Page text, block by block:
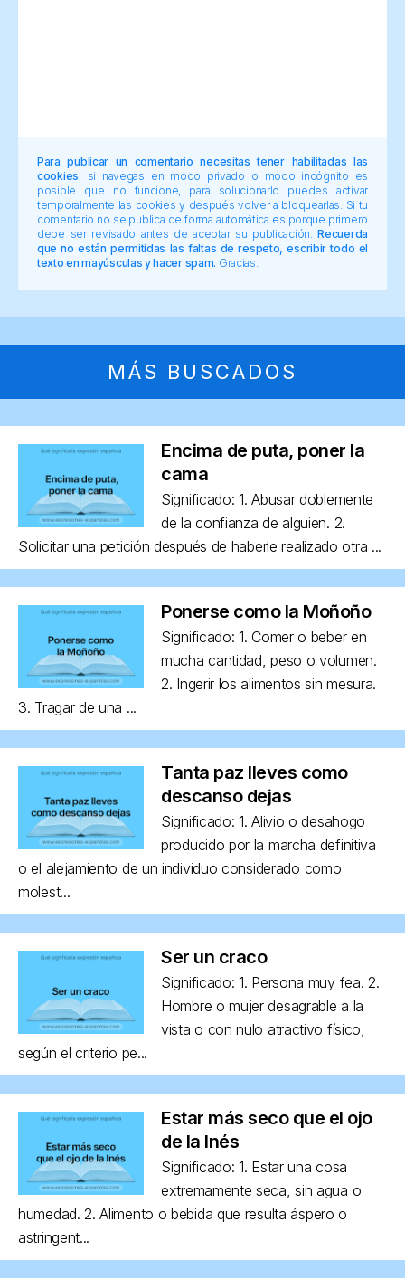
Para publicar un comentario necesitas tener habilitadas las
cookies , si navegas en modo privado o modo incógnito es
posible que no funcione, para solucionarlo puedes activar
temporalmente las cookies y después volver a bloquearlas. Si tu
comentario no se publica de forma automática es porque primero
debe ser revisado antes de aceptar su publicación.Recuerda
que no están permitidas las faltas de respeto, escribir todo el
texto en mayúsculas y hacer spam. Gracias.
MÁS BUSCADOS
Encima de puta, poner la
cama
Significado: 1. Abusar doblemente
de la confianza de alguien. 2.
Solicitar una petición después de haberle realizado otra ...
Ponerse como la Moñoño
Significado: 1. Comer o beber en
mucha cantidad, peso o volumen.
2. Ingerir los alimentos sin mesura.
3. Tragar de una ...
Tanta paz lleves como
descanso dejas
Significado: 1. Alivio o desahogo
producido por la marcha definitiva
o el alejamiento de un individuo considerado como
molest...
Ser un craco
Significado: 1. Persona muy fea. 2.
Hombre o mujer desagrable a la
vista o con nulo atractivo físico,
según el criterio pe...
Estar más seco que el ojo
de la Inés
Significado: 1. Estar una cosa
extremamente seca, sin agua o
humedad. 2. Alimento o bebida que resulta áspero o
astringent...